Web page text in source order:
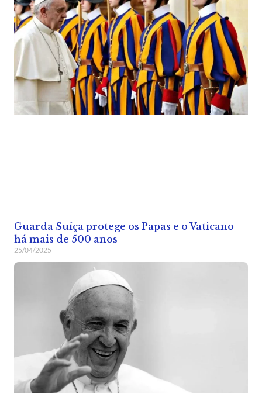
Guarda Suíça protege os Papas e o Vaticano
há mais de 500 anos
25/04/2025